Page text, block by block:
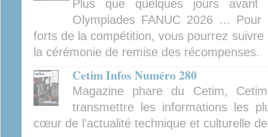
Plus que quelques jours
Olympiades FANUC 2026 ...
forts de la compétition, vous pourrez
la cérémonie de remise des récompenses.
Cetim Infos Numéro 280
Magazine phare du Cetim,
transmettre les informations les
cœur de l’actualité technique et culturelle